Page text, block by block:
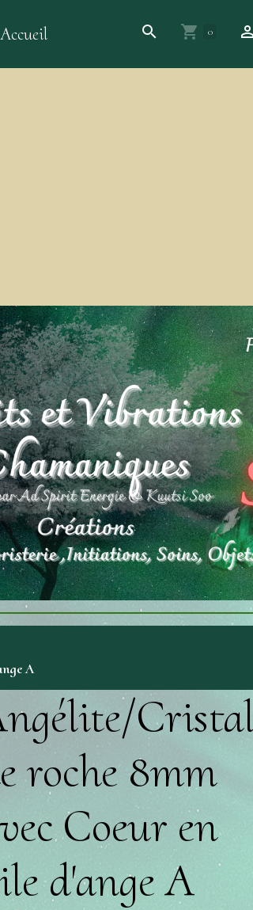
Accueil 0
A
roche 8mm
Coeur en
d'ange A